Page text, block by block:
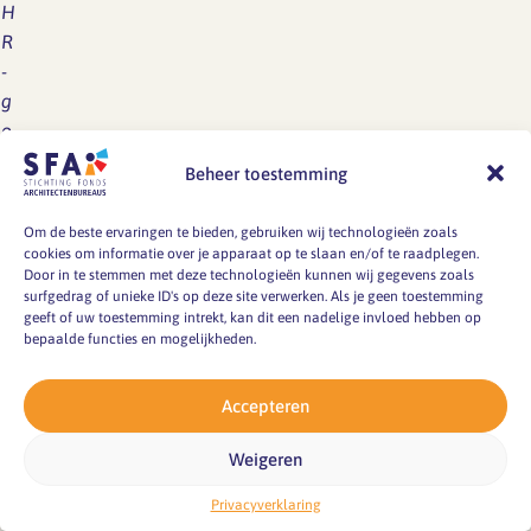
Beheer toestemming
Om de beste ervaringen te bieden, gebruiken wij technologieën zoals
cookies om informatie over je apparaat op te slaan en/of te raadplegen.
Door in te stemmen met deze technologieën kunnen wij gegevens zoals
surfgedrag of unieke ID's op deze site verwerken. Als je geen toestemming
geeft of uw toestemming intrekt, kan dit een nadelige invloed hebben op
bepaalde functies en mogelijkheden.
Accepteren
Weigeren
Privacyverklaring
H
R
-
g
o